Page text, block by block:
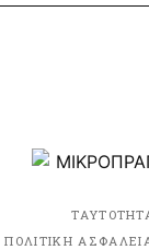
ΠΟΛΙΤΙΚΗ